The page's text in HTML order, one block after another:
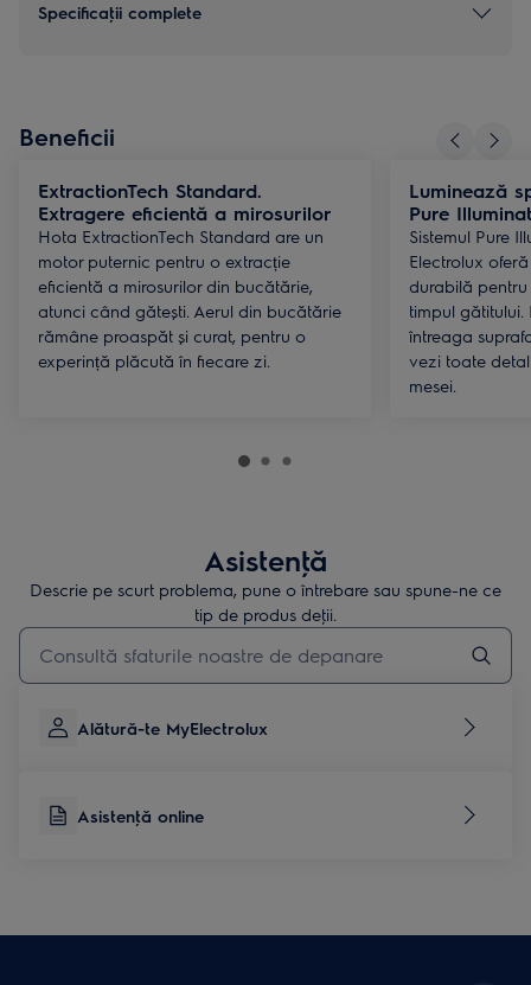
Specificaţii complete
Beneficii
ExtractionTech Standard.
Extragere eficientă a mirosurilor
Hota ExtractionTech Standard are un
motor puternic pentru o extracție
eficientă a mirosurilor din bucătărie,
atunci când gătești. Aerul din bucătărie
rămâne proaspăt și curat, pentru o
experință plăcută în fiecare zi.
Luminează
Pure
Sistemul Pure
Electrolux
durabilă
timpul gătitului.
întreaga
vezi toate
mesei.
Asistenţă
Descrie pe scurt problema, pune o întrebare sau spune-ne ce
tip de produs deţii.
Type to search for support articles
Alătură-te MyElectrolux
Asistenţă online